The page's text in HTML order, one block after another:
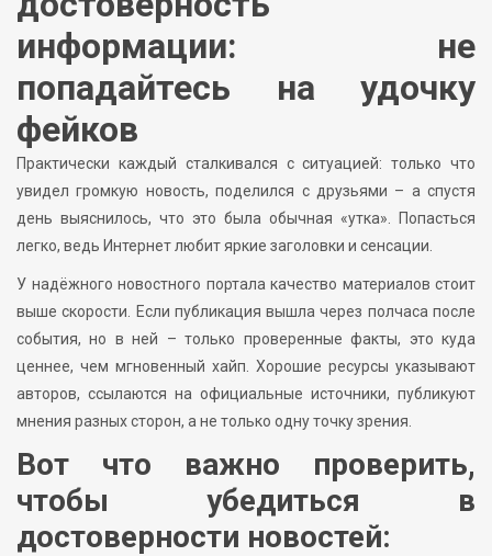
информации: не
попадайтесь на удочку
фейков
Практически каждый сталкивался с ситуацией: только что
увидел громкую новость, поделился с друзьями – а спустя
день выяснилось, что это была обычная «утка». Попасться
легко, ведь Интернет любит яркие заголовки и сенсации.
У надёжного новостного портала качество материалов стоит
выше скорости. Если публикация вышла через полчаса после
события, но в ней – только проверенные факты, это куда
ценнее, чем мгновенный хайп. Хорошие ресурсы указывают
авторов, ссылаются на официальные источники, публикуют
мнения разных сторон, а не только одну точку зрения.
Вот что важно проверить,
чтобы убедиться в
достоверности новостей: